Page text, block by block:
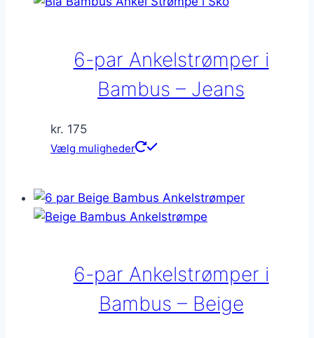
varianter.
vælges
på
varesiden
6-par Ankelstrømper i
Bambus – Jeans
kr. 175
Vælg muligheder
Dette
flere
varianter.
vælges
på
varesiden
6-par Ankelstrømper i
Bambus – Beige